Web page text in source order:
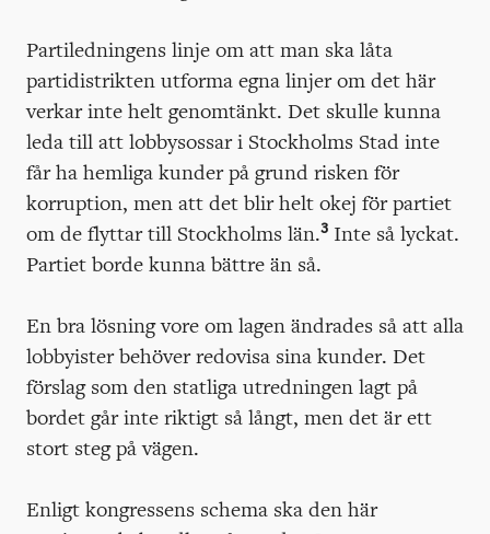
Partiledningens linje om att man ska låta
partidistrikten utforma egna linjer om det här
verkar inte helt genomtänkt. Det skulle kunna
leda till att lobbysossar i Stockholms Stad inte
får ha hemliga kunder på grund risken för
korruption, men att det blir helt okej för partiet
om de flyttar till Stockholms län.3 Inte så lyckat.
Partiet borde kunna bättre än så.
En bra lösning vore om lagen ändrades så att alla
lobbyister behöver redovisa sina kunder. Det
förslag som den statliga utredningen lagt på
bordet går inte riktigt så långt, men det är ett
stort steg på vägen.
Enligt kongressens schema ska den här